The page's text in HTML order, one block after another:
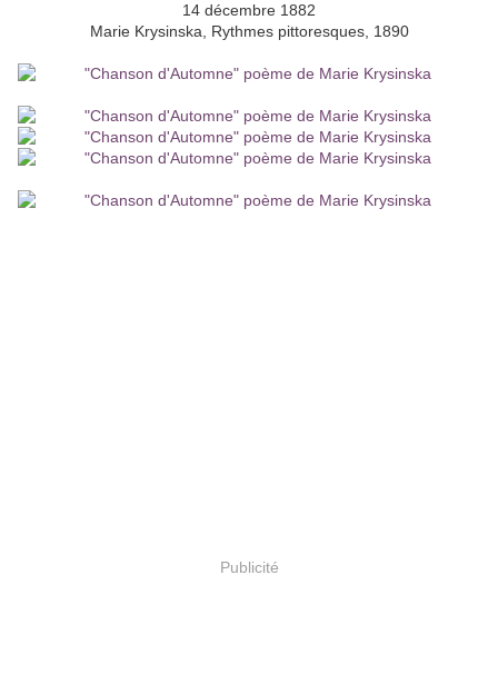
14 décembre 1882
Marie Krysinska, Rythmes pittoresques, 1890
Publicité